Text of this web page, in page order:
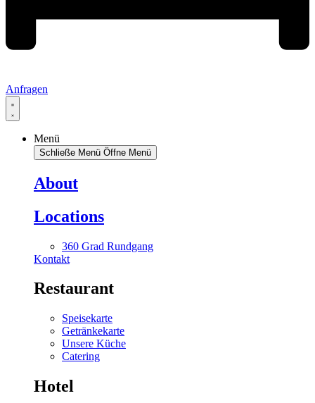
Anfragen
Menü
Schließe Menü Öffne Menü
About
Locations
360 Grad Rundgang
Kontakt
Restaurant
Speisekarte
Getränkekarte
Unsere Küche
Catering
Hotel